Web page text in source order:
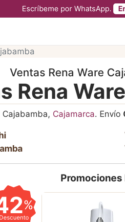
Escríbeme por WhatsApp.
Ventas Rena Ware
Rena
Cajabamba, Cajamarca. Envío
Promociones
%
Descuento